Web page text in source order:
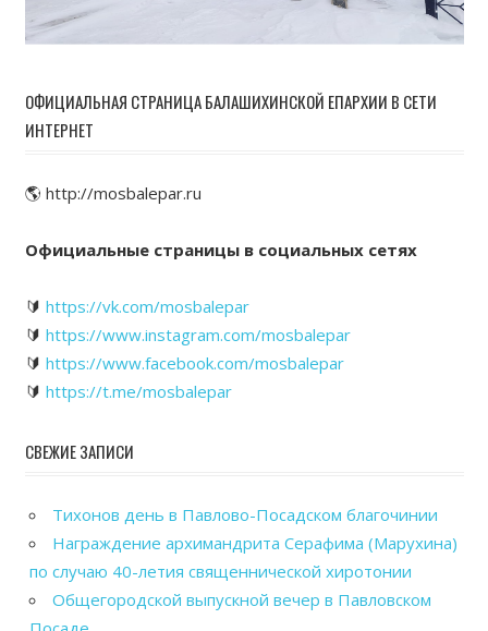
ОФИЦИАЛЬНАЯ СТРАНИЦА БАЛАШИХИНСКОЙ ЕПАРХИИ В СЕТИ
ИНТЕРНЕТ
🌎 http://mosbalepar.ru
Официальные страницы в социальных сетях
🔰 https://vk.com/mosbalepar
🔰 https://www.instagram.com/mosbalepar
🔰 https://www.facebook.com/mosbalepar
🔰 https://t.me/mosbalepar
СВЕЖИЕ ЗАПИСИ
Тихонов день в Павлово-Посадском благочинии
Награждение архимандрита Серафима (Марухина)
по случаю 40-летия священнической хиротонии
Общегородской выпускной вечер в Павловском